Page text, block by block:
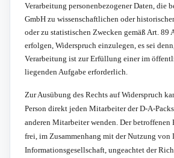
Verarbeitung personenbezogener Daten, die
GmbH zu wissenschaftlichen oder
oder zu statistischen Zwecken gemäß Art. 89
erfolgen, Widerspruch einzulegen, es sei
Verarbeitung ist zur Erfüllung einer im
liegenden Aufgabe erforderlich.
Zur Ausübung des Rechts auf Widerspruch
Person direkt jeden Mitarbeiter der D-A-
anderen Mitarbeiter wenden. Der betroffenen
frei, im Zusammenhang mit der Nutzung von
Informationsgesellschaft, ungeachtet der